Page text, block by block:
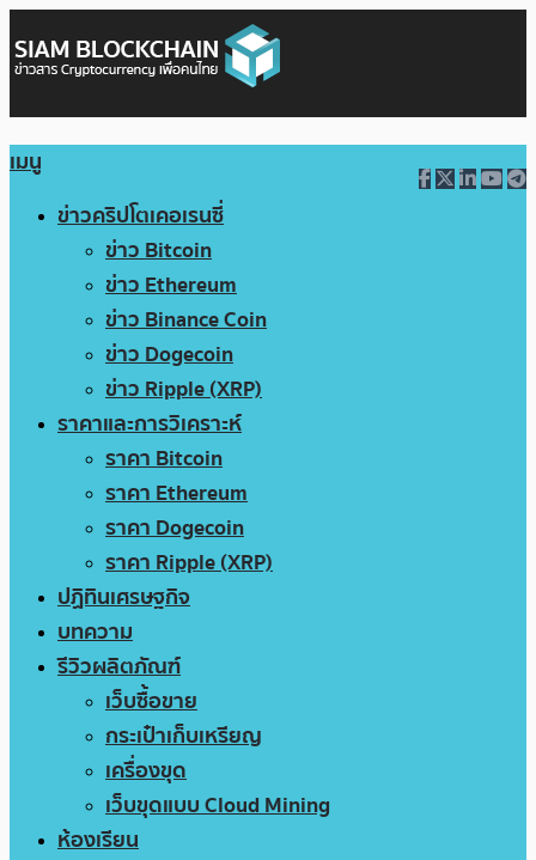
เมนู
ข่าวคริปโตเคอเรนซี่
ข่าว Bitcoin
ข่าว Ethereum
ข่าว Binance Coin
ข่าว Dogecoin
ข่าว Ripple (XRP)
ราคาและการวิเคราะห์
ราคา Bitcoin
ราคา Ethereum
ราคา Dogecoin
ราคา Ripple (XRP)
ปฏิทินเศรษฐกิจ
บทความ
รีวิวผลิตภัณฑ์
เว็บซื้อขาย
กระเป๋าเก็บเหรียญ
เครื่องขุด
เว็บขุดแบบ Cloud Mining
ห้องเรียน